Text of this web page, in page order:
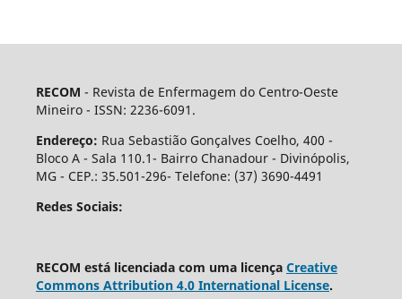
RECOM - Revista de Enfermagem do Centro-Oeste
Mineiro - ISSN: 2236-6091.
Endereço: Rua Sebastião Gonçalves Coelho, 400 -
Bloco A - Sala 110.1- Bairro Chanadour - Divinópolis,
MG - CEP.: 35.501-296- Telefone: (37) 3690-4491
Redes Sociais:
RECOM está licenciada com uma licença Creative
Commons Attribution 4.0 International License.